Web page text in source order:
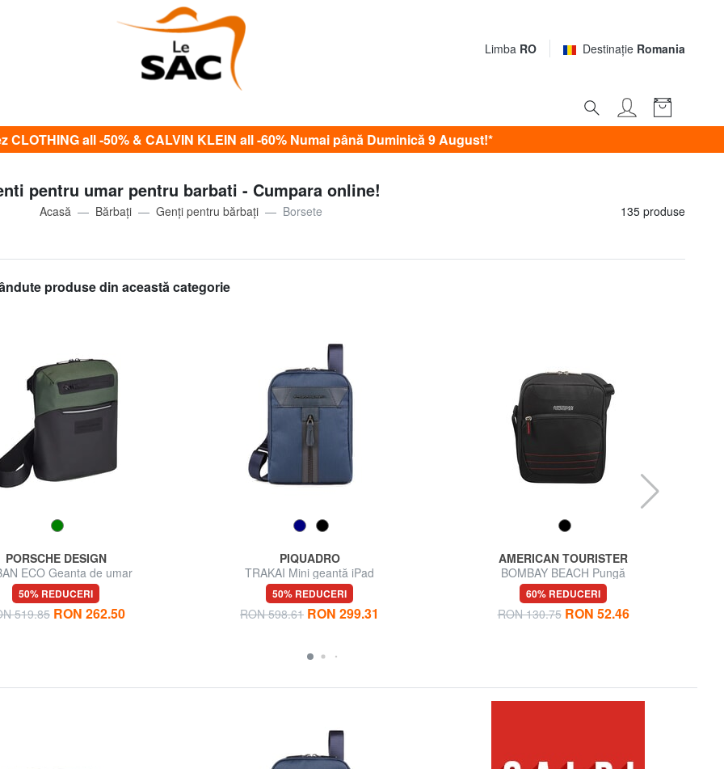
Limba RO Destinaţie Romania
CLOTHING all -50% & CALVIN KLEIN all -60% Numai până Duminică 9 August!*
pentru umar pentru barbati - Cumpara online!
Acasă Bărbați Genți pentru bărbați Borsete 135 produse
produse din această categorie
PORSCHE DESIGN
ECO Geanta de umar
50% REDUCERI
519.85 RON 262.50
PIQUADRO
TRAKAI Mini geantă iPad
50% REDUCERI
RON 598.61 RON 299.31
AMERICAN TOURISTER
BOMBAY BEACH Pungă
60% REDUCERI
RON 130.75 RON 52.46